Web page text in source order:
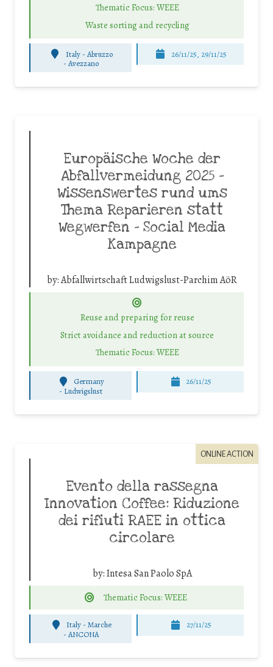
Thematic Focus: WEEE
Waste sorting and recycling
Italy - Abruzzo
- Avezzano
26/11/25, 29/11/25
Europäische Woche der
Abfallvermeidung 2025 –
Wissenswertes rund ums
Thema Reparieren statt
Wegwerfen – Social Media
Kampagne
by:Abfallwirtschaft Ludwigslust-Parchim AöR
Reuse and preparing for reuse
Strict avoidance and reduction at source
Thematic Focus: WEEE
Germany
- Ludwigslust
26/11/25
ONLINE ACTION
Evento della rassegna
Innovation Coffee: Riduzione
dei rifiuti RAEE in ottica
circolare
by:Intesa San Paolo SpA
Thematic Focus: WEEE
Italy - Marche
- ANCONA
27/11/25